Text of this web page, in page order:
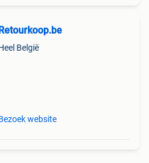
België
website